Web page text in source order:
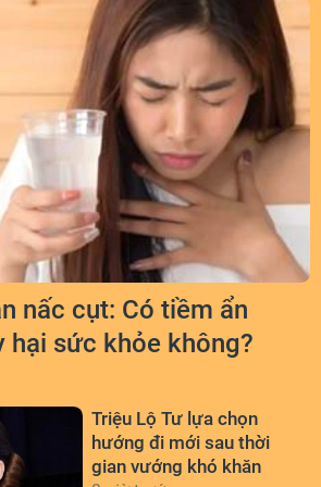
nấc cụt: Có tiềm ẩn
hại sức khỏe không?
Triệu Lộ Tư lựa chọn
hướng đi mới sau thời
gian vướng khó khăn